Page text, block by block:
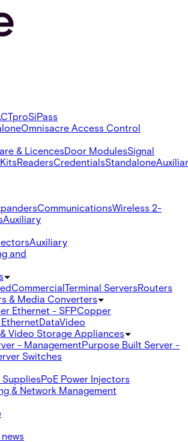
SiPass
Omnisacre Access Control
& LicencesDoor ModulesSignal
KitsReadersCredentialsStandalone
CommunicationsWireless 2-
Auxiliary
Auxiliary
and
CommercialTerminal ServersRouters
& Media Converters
Ethernet - SFPCopper
DataVideo
Video Storage Appliances
- ManagementPurpose Built Server -
Switches
SuppliesPoE Power Injectors
& Network Management